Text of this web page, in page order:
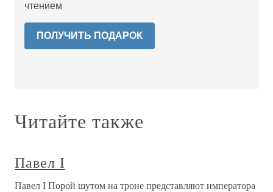
чтением
ПОЛУЧИТЬ ПОДАРОК
Читайте также
Павел I
Павел I Порой шутом на троне представляют императора